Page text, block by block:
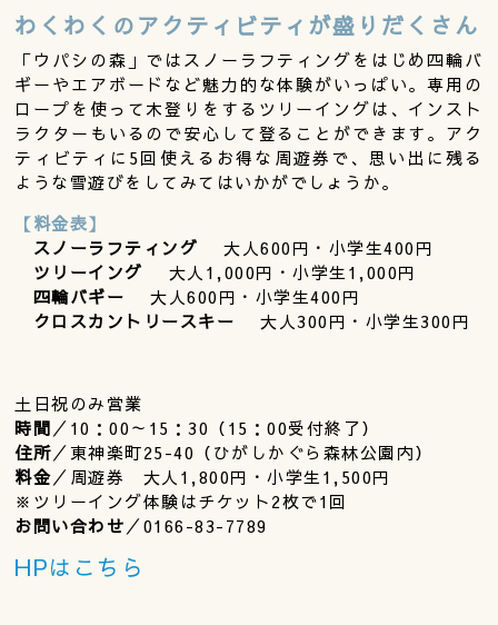
わくわくのアクティビティが盛りだくさん
「ウパシの森」ではスノーラフティングをはじめ四輪バ
ギーやエアボードなど魅力的な体験がいっぱい。専用の
ロープを使って木登りをするツリーイングは、インスト
ラクターもいるので安心して登ることができます。アク
ティビティに5回使えるお得な周遊券で、思い出に残る
ような雪遊びをしてみてはいかがでしょうか。
【料金表】
スノーラフティング 大人600円・小学生400円
ツリーイング
大人1,000円・小学生1,000円
四輪バギー
大人600円・小学生400円
クロスカントリースキー 大人300円・小学生300円
土日祝のみ営業
時間／10：00～15：30（15：00受付終了）
住所／東神楽町25-40（ひがしかぐら森林公園内）
料金／周遊券 大人1,800円・小学生1,500円
※ツリーイング体験はチケット2枚で1回
お問い合わせ／0166-83-7789
HPはこちら